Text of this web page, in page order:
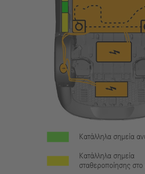
Κατάλληλα σημεία
Κατάλληλα σημεία
σταθεροποίησης στο